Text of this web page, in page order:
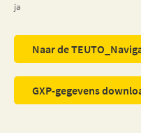
ja
Naar de
GXP-gegevens